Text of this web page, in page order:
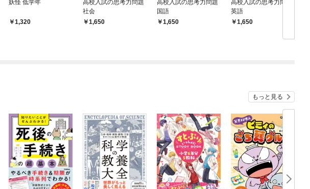
妖怪 低学年
1,320
高校入試の思考力問題
社会
1,650
高校入試の思考力問題
国語
1,650
高校入試の思考力問題
英語
1,650
もっと見る